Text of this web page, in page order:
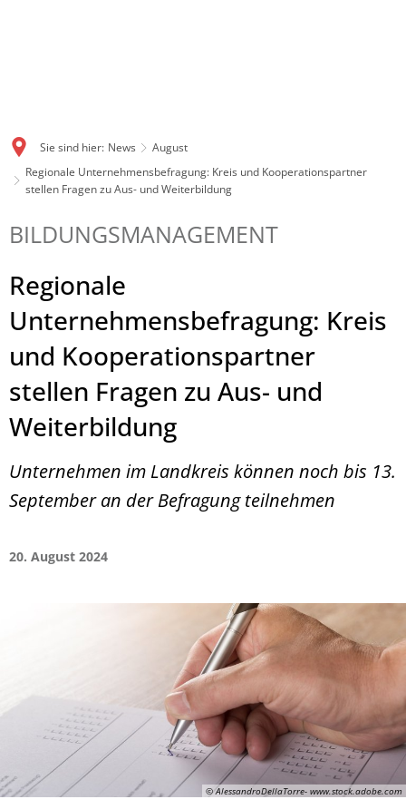
Sie sind hier: News
August
Regionale Unternehmensbefragung: Kreis und Kooperationspartner
stellen Fragen zu Aus- und Weiterbildung
BILDUNGSMANAGEMENT
Regionale
Unternehmensbefragung: Kreis
und Kooperationspartner
stellen Fragen zu Aus- und
Weiterbildung
Unternehmen im Landkreis können noch bis 13.
September an der Befragung teilnehmen
20. August 2024
© AlessandroDellaTorre- www.stock.adobe.com